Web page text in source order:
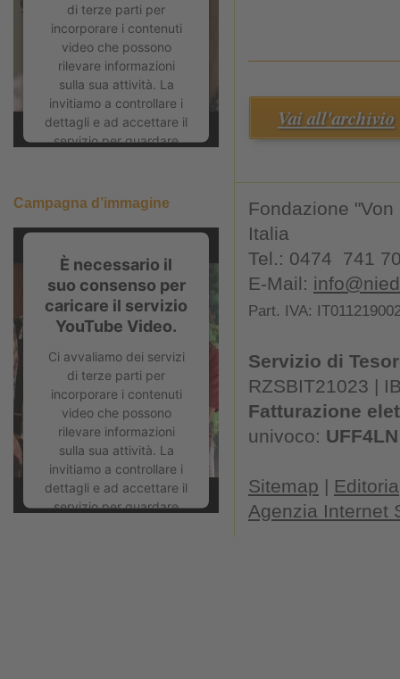
di terze parti per
incorporare i contenuti
video che possono
rilevare informazioni
sulla sua attività. La
invitiamo a controllare i
dettagli e ad accettare il
servizio per guardare
Accetta
Campagna d’immagine
È necessario il
suo consenso per
caricare il servizio
YouTube Video.
Ci avvaliamo dei servizi
di terze parti per
incorporare i contenuti
video che possono
rilevare informazioni
sulla sua attività. La
invitiamo a controllare i
dettagli e ad accettare il
servizio per guardare
Vai all'archivio
Fondazione
Italia
Tel.: 0474 741
E-Mail:
Part. IVA:
Servizio di
RZSBIT21023 |
Fatturazione
univoco: UFF4LN
Sitemap | Editoria
Agenzia Internet